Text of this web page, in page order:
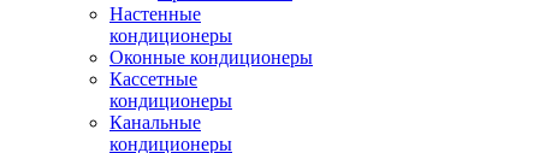
Настенные
кондиционеры
Оконные кондиционеры
Кассетные
кондиционеры
Канальные
кондиционеры